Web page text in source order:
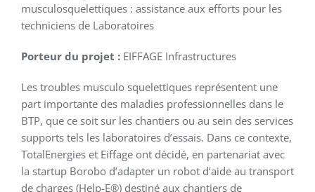
musculosquelettiques : assistance aux efforts pour les
techniciens de Laboratoires
Porteur du projet : EIFFAGE Infrastructures
Les troubles musculo squelettiques représentent une
part importante des maladies professionnelles dans le
BTP, que ce soit sur les chantiers ou au sein des services
supports tels les laboratoires d’essais. Dans ce contexte,
TotalEnergies et Eiffage ont décidé, en partenariat avec
la startup Borobo d’adapter un robot d’aide au transport
de charges (Help-E®) destiné aux chantiers de